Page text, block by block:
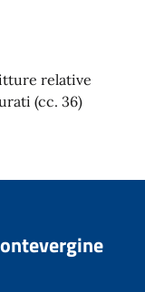
relative
(cc. 36)